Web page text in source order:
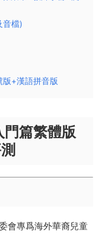
音檔)
+漢語拼音版
門篇繁體版
會專爲海外華裔兒童